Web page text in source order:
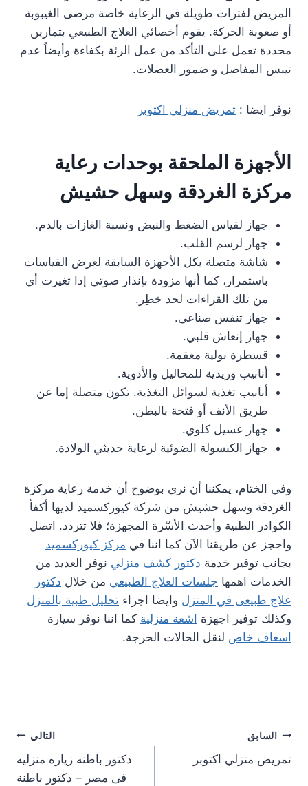
المريض لفترات طويلة في الرعاية خاصة مرضى الغيبوبة
أو صعوبة الحركة. يقوم أخصائي العلاج الطبيعي بتمارين
محددة تعمل على التأكد من عمل الرئة بكفاءة وأيضاً عدم
تيبس المفاصل و ضمور العضلات.
نوفر ايضا : تمريض منزلي اكتوبر
الأجهزة الملحقة بوحدات رعاية
مركزة الغردقة وسهل حشيش
جهاز لقياس الضغط والنبض ونسبة الغازات بالدم.
جهاز لرسم القلب.
شاشة متصلة بكل الأجهزة السابقة لعرض القياسات
باستمرار، كما أنها مزودة بإنذار صوتي إذا تغيرت أي
من تلك القراءات لحد خطِر.
جهاز تنفس صناعي.
جهاز إنعاش قلبي.
قسطرة بولية معقمة.
أنابيب وريدية للمحاليل والأدوية.
أنابيب تغذية لسوائل التغذية. تكون متصلة إما عن
طريق الأنف أو فتحة بالبطن.
جهاز غسيل كلوي.
جهاز الكبسولة الضوئية لرعاية حديثي الولادة.
وفي الختام، يمكننا أن نرى بوضوح أن خدمة رعاية مركزة
الغردقة وسهل حشيش من شركة كيوركسميد لديها أكفأ
الكوادر الطبية وأحدث الأسّرة المجهزة؛ فلا تتردد. اتصل
واحجز عن طريقنا الآن كما اننا في مركز كيوركسميد
بجانب توفير خدمة دكتور كشف منزلي نوفر العديد من
الخدمات اهمها جلسات العلاج الطبيعي من خلال دكتور
علاج طبيعى في المنزل وايضا اجراء تحليل طبية بالمنزل
وكذلك توفير اجهزة اشعة منزلية كما اننا نوفر سيارة
اسعاف خاص لنقل الحالات الحرجة.
تصفّح
المقالات
السابق
تمريض منزلي اكتوبر
التالي
دكتور باطنه زياره منزليه
فى مصر – دكتور باطنة